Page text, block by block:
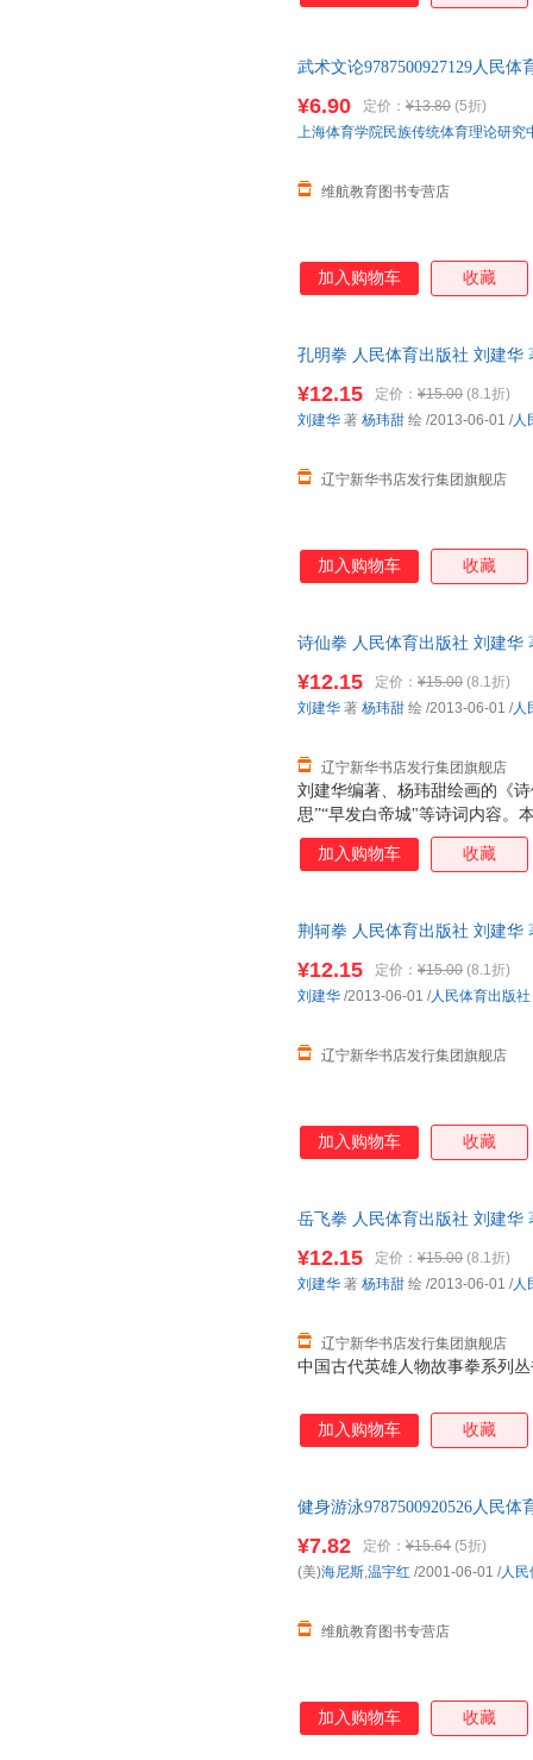
武术文论9787500927129人民
¥6.90 定价： ¥13.80 (5折)
维航教育图书专营店
上海体育学院民族传统体育理论研究
加入购物车 收藏
孔明拳 人民体育出版社 刘建华
¥12.15 定价： ¥15.00 (8.1折)
辽宁新华书店发行集团旗舰店
刘建华 著 杨玮甜 绘 /2013-06-01 /人
加入购物车 收藏
诗仙拳 人民体育出版社 刘建华
刘建华编著、杨玮甜绘画的《
思”“早发白帝城"等诗词内容。
为家长给孩子讲故事的参考书
阅读；也可以作为武术兴趣班
¥12.15 定价： ¥15.00 (8.1折)
辽宁新华书店发行集团旗舰店
刘建华 著 杨玮甜 绘 /2013-06-01 /人
加入购物车 收藏
荆轲拳 人民体育出版社 刘建华
¥12.15 定价： ¥15.00 (8.1折)
辽宁新华书店发行集团旗舰店
刘建华 /2013-06-01 /人民体育出版社
加入购物车 收藏
岳飞拳 人民体育出版社 刘建华
中国古代英雄人物故事拳系列
¥12.15 定价： ¥15.00 (8.1折)
辽宁新华书店发行集团旗舰店
刘建华 著 杨玮甜 绘 /2013-06-01 /人
加入购物车 收藏
健身游泳9787500920526人民
¥7.82 定价： ¥15.64 (5折)
维航教育图书专营店
(美)海尼斯,温宇红 /2001-06-01 /人民
加入购物车 收藏